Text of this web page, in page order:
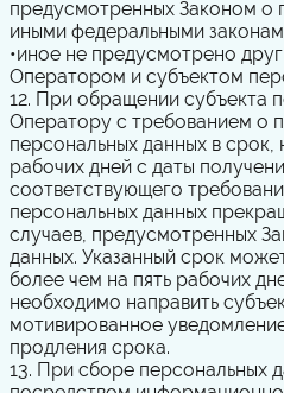
предусмотренных Законом о
иными федеральными
•иное не предусмотрено
Оператором и субъектом
12. При обращении субъекта
Оператору с требованием о
персональных данных в
рабочих дней с даты
соответствующего
персональных данных
случаев, предусмотренных
данных. Указанный срок
более чем на пять рабочих
необходимо направить
мотивированное
продления срока.
13. При сборе персональных